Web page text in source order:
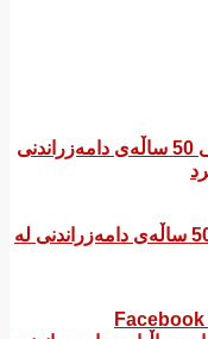
شاندێکی حزبی زەحمەتکێشان پیرۆزبایی 50 ساڵەی دامەزراندنی لە
Facebook